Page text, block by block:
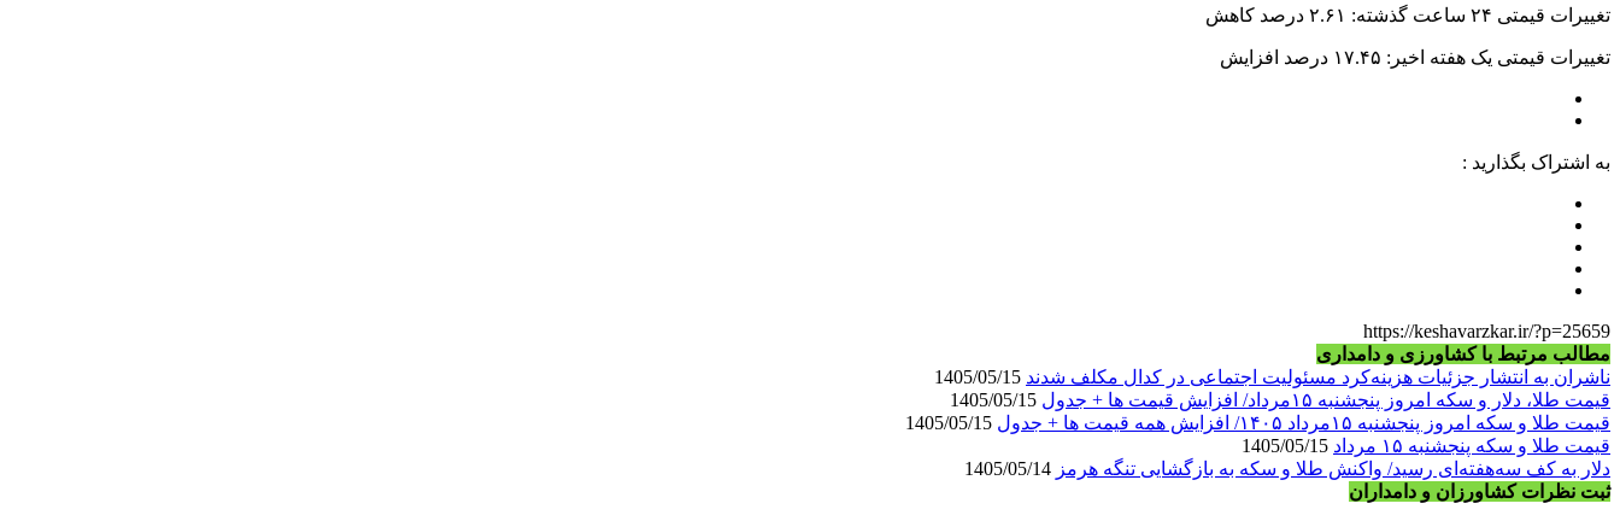
تغییرات قیمتی ۲۴ ساعت گذشته: ۲.۶۱ درصد کاهش
تغییرات قیمتی یک هفته اخیر: ۱۷.۴۵ درصد افزایش
به اشتراک بگذارید :
https://keshavarzkar.ir/?p=25659
مطالب مرتبط با کشاورزی و دامداری
ناشران به انتشار جزئیات هزینه‌کرد مسئولیت اجتماعی در کدال مکلف شدند
قیمت طلا، دلار و سکه امروز پنجشنبه ۱۵مرداد/ افزایش قیمت ها + جدول
قیمت طلا و سکه امروز پنجشنبه ۱۵مرداد ۱۴۰۵/ افزایش همه قیمت ها + جدول
قیمت طلا و سکه پنجشنبه ۱۵ مرداد
دلار به کف سه‌هفته‌ای رسید/ واکنش طلا و سکه به بازگشایی تنگه هرمز
ثبت نظرات کشاورزان و دامداران